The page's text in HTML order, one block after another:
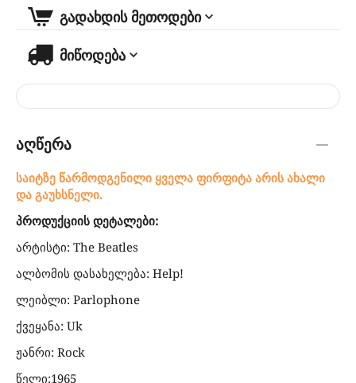
გადახდის მეთოდები
მიწოდება
აღწერა
საიტზე წარმოდგენილი ყველა ფირფიტა არის ახალი
და გაუხსნელი.
პროდუქციის დეტალები:
არტისტი: The Beatles
ალბომის დასახელება: Help!
ლეიბლი: Parlophone
ქვეყანა: Uk
ჟანრი: Rock
წელი:1965